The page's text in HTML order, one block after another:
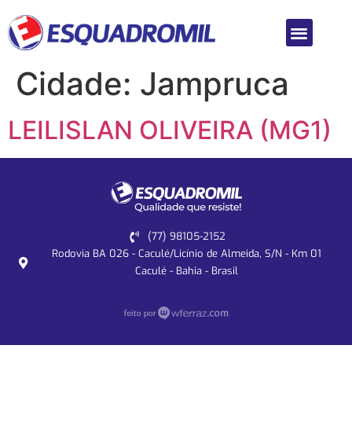
Cidade: Jampruca
LEILISLAN OLIVEIRA (MG1)
(77) 98105-2152
Rodovia BA 026 - Caculé/Licínio de Almeida, S/N - Km 01
Caculé - Bahia - Brasil